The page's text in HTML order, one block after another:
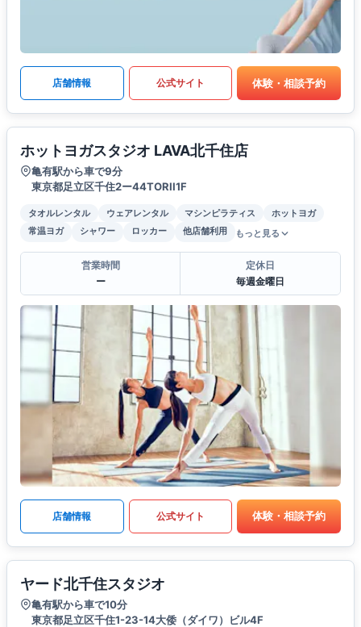
店舗情報 公式サイト 体験・相談予約
ホットヨガスタジオ LAVA北千住店
亀有駅から車で9分
東京都足立区千住2ー44TORII1F
タオルレンタル ウェアレンタル マシンピラティス
ホットヨガ
常温ヨガ
シャワー ロッカー 他店舗利用 もっと見る
営業時間
ー
定休日
毎週金曜日
店舗情報 公式サイト 体験・相談予約
ヤード北千住スタジオ
亀有駅から車で10分
東京都足立区千住1-23-14大倭（ダイワ）ビル4F